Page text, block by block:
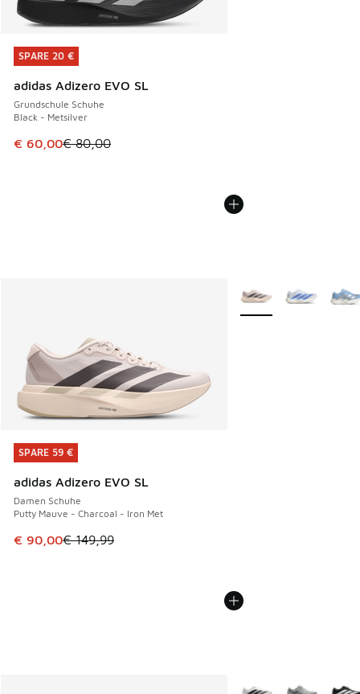
SPARE 20 €
adidas Adizero EVO SL
Grundschule Schuhe
Black - Metsilver
Dieser Artikel ist im Sale. Der Preis ist von € 80,00 auf €
€ 60,00€ 80,00
SPARE 20 €
SPARE 59 €
adidas Adizero EVO SL
Damen Schuhe
Putty Mauve - Charcoal - Iron Met
Dieser Artikel ist im Sale. Der Preis ist von € 149,99 auf €
€ 90,00€ 149,99
SPARE 59 €
Weitere Farben
Weitere Farben